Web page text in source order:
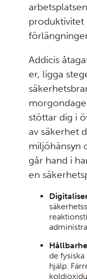
produktivitet
Addicis
er, ligga
stöttar dig i
av säkerhet
miljöhänsyn
går hand i
en
de
hjälp.